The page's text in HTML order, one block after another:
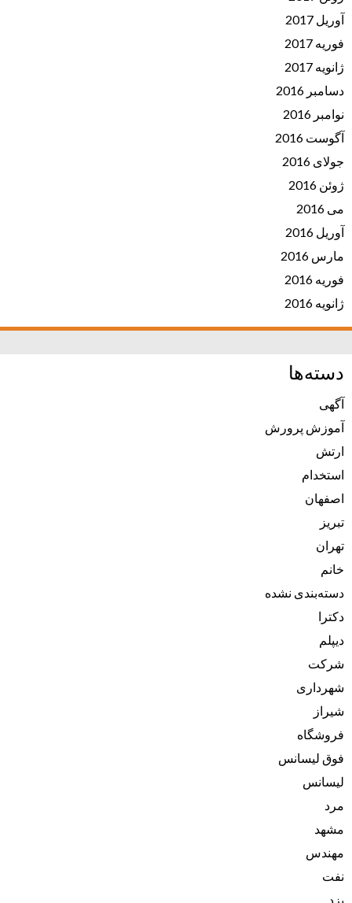
آوریل 2017
فوریه 2017
ژانویه 2017
دسامبر 2016
نوامبر 2016
آگوست 2016
جولای 2016
ژوئن 2016
می 2016
آوریل 2016
مارس 2016
فوریه 2016
ژانویه 2016
دسته‌ها
آگهی
آموزش پرورش
ارتش
استخدام
اصفهان
تبریز
تهران
خانم
دسته‌بندی نشده
دکترا
دیپلم
شرکت
شهرداری
شیراز
فروشگاه
فوق لیسانس
لیسانس
مرد
مشهد
مهندس
نفت
یزد